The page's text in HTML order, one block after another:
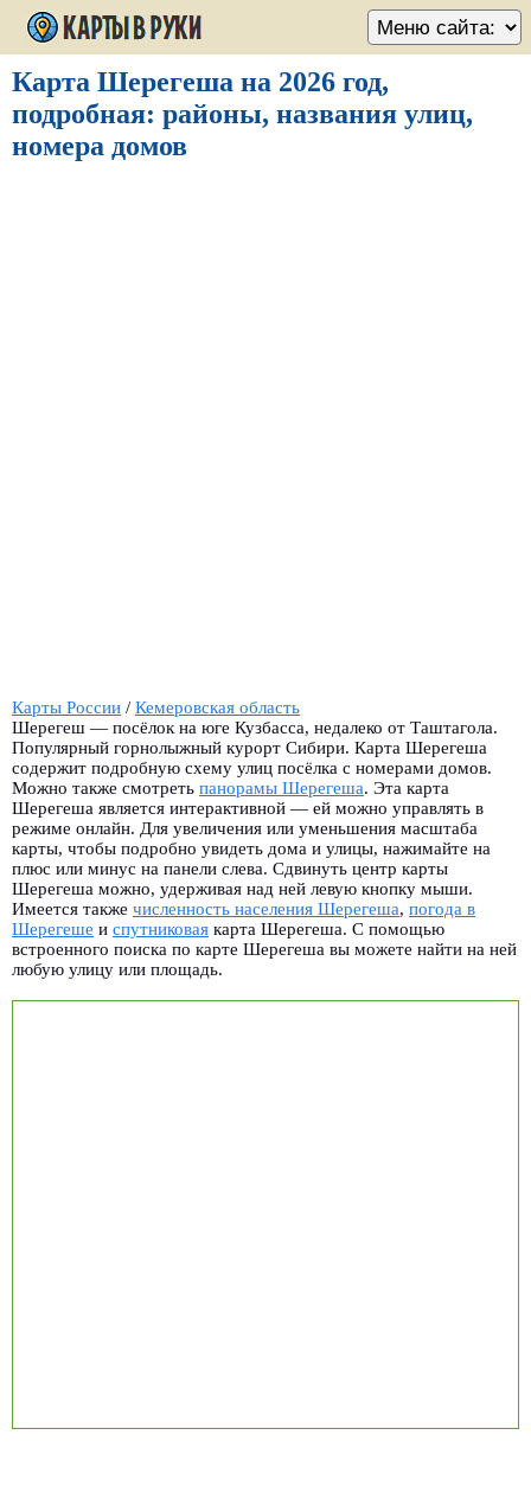
Карта Шерегеша на 2026 год,
подробная: районы, названия улиц,
номера домов
Карты России / Кемеровская область
Шерегеш — посёлок на юге Кузбасса, недалеко от Таштагола.
Популярный горнолыжный курорт Сибири. Карта Шерегеша
содержит подробную схему улиц посёлка с номерами домов.
Можно также смотреть панорамы Шерегеша. Эта карта
Шерегеша является интерактивной — ей можно управлять в
режиме онлайн. Для увеличения или уменьшения масштаба
карты, чтобы подробно увидеть дома и улицы, нажимайте на
плюс или минус на панели слева. Сдвинуть центр карты
Шерегеша можно, удерживая над ней левую кнопку мыши.
Имеется также численность населения Шерегеша, погода в
Шерегеше и спутниковая карта Шерегеша. С помощью
встроенного поиска по карте Шерегеша вы можете найти на ней
любую улицу или площадь.